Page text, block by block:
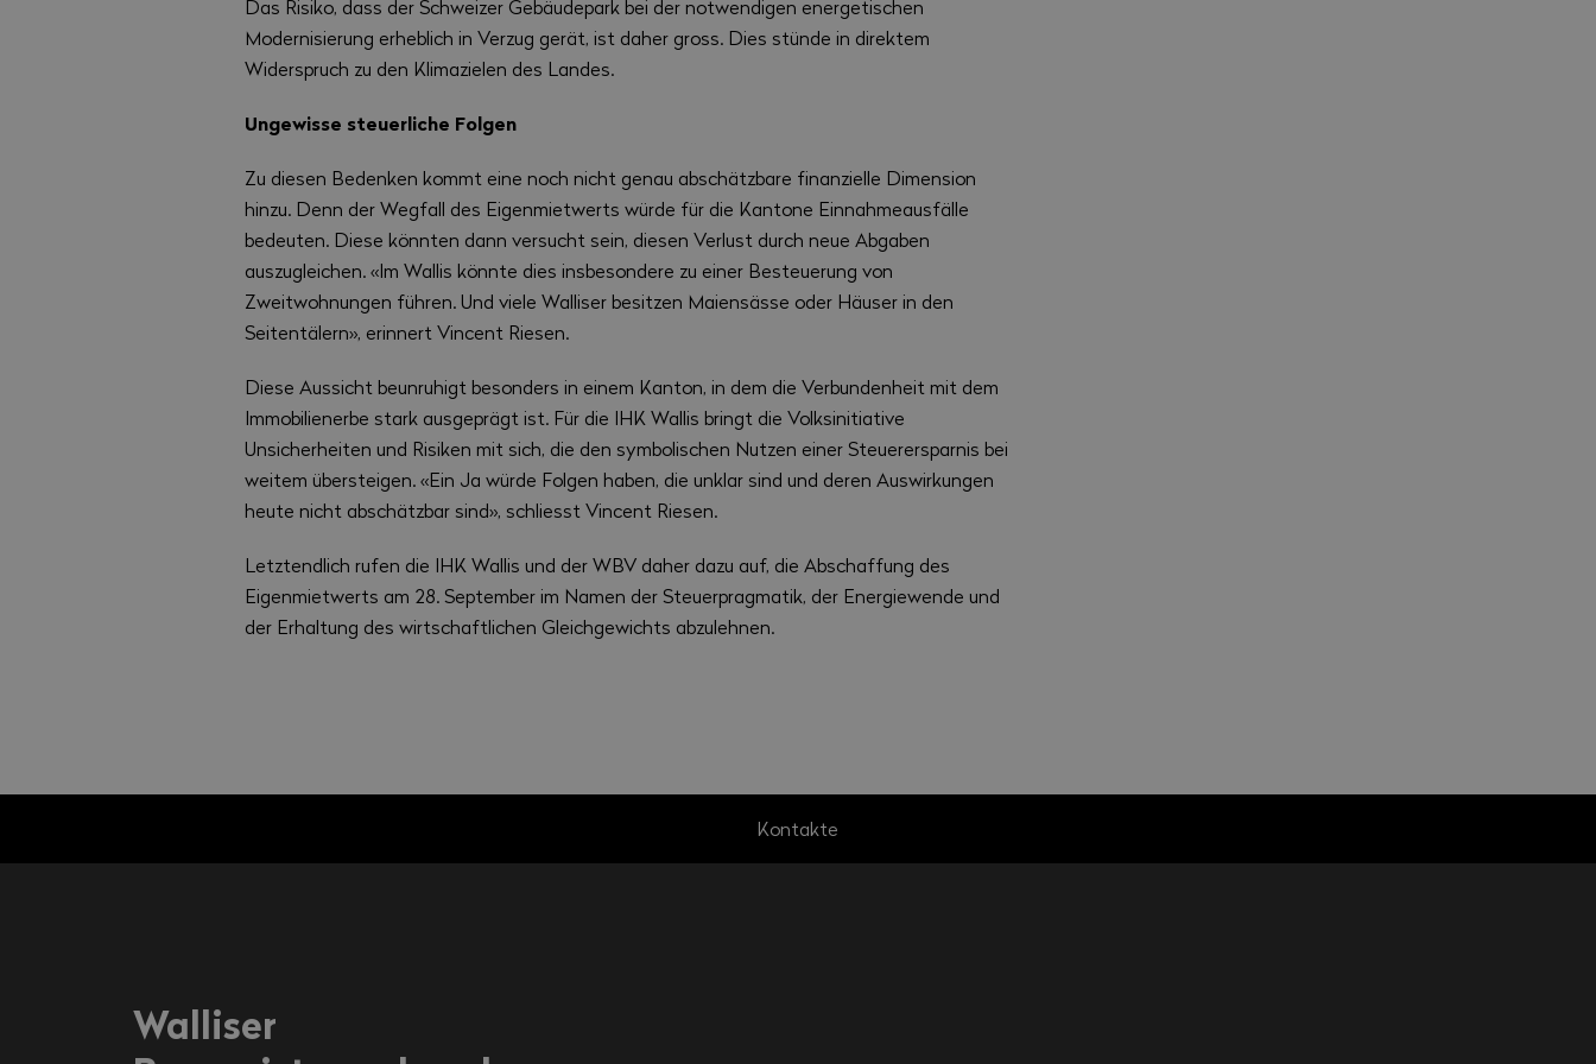
Das Risiko, dass der Schweizer Gebäudepark bei der notwendigen energetischen
Modernisierung erheblich in Verzug gerät, ist daher gross. Dies stünde in direktem
Widerspruch zu den Klimazielen des Landes.
Ungewisse steuerliche Folgen
Zu diesen Bedenken kommt eine noch nicht genau abschätzbare finanzielle Dimension
hinzu. Denn der Wegfall des Eigenmietwerts würde für die Kantone Einnahmeausfälle
bedeuten. Diese könnten dann versucht sein, diesen Verlust durch neue Abgaben
auszugleichen. «Im Wallis könnte dies insbesondere zu einer Besteuerung von
Zweitwohnungen führen. Und viele Walliser besitzen Maiensässe oder Häuser in den
Seitentälern», erinnert Vincent Riesen.
Diese Aussicht beunruhigt besonders in einem Kanton, in dem die Verbundenheit mit dem
Immobilienerbe stark ausgeprägt ist. Für die IHK Wallis bringt die Volksinitiative
Unsicherheiten und Risiken mit sich, die den symbolischen Nutzen einer Steuerersparnis bei
weitem übersteigen. «Ein Ja würde Folgen haben, die unklar sind und deren Auswirkungen
heute nicht abschätzbar sind», schliesst Vincent Riesen.
Letztendlich rufen die IHK Wallis und der WBV daher dazu auf, die Abschaffung des
Eigenmietwerts am 28. September im Namen der Steuerpragmatik, der Energiewende und
der Erhaltung des wirtschaftlichen Gleichgewichts abzulehnen.
Kontakte
Walliser